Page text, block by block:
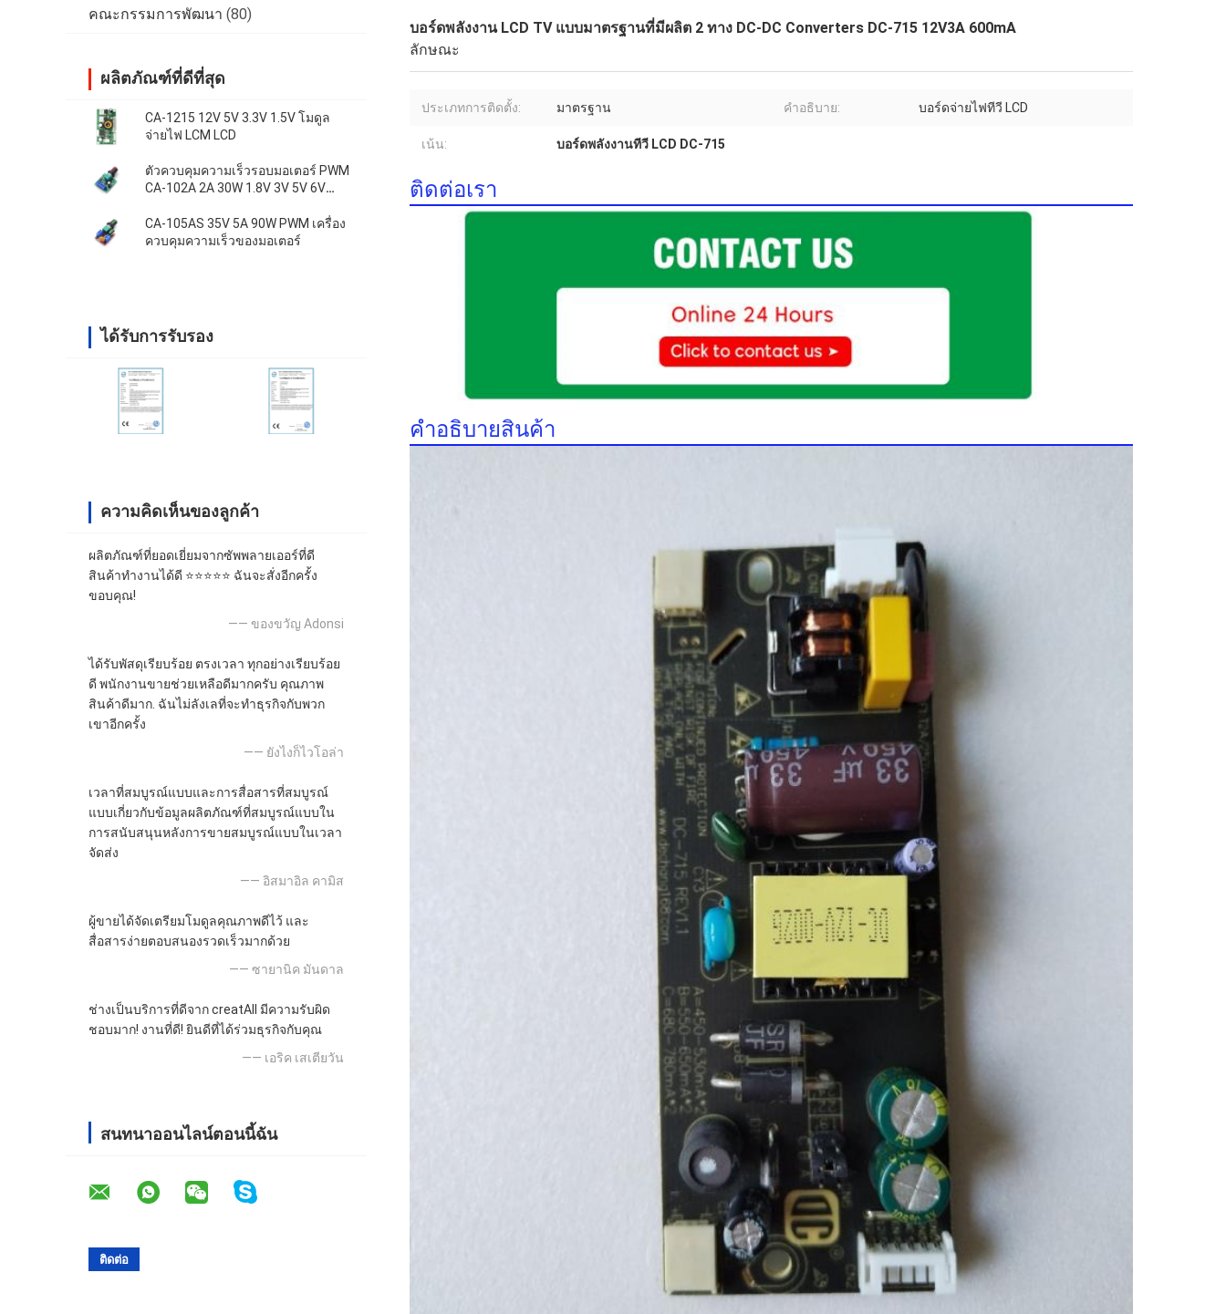
คณะกรรมการพัฒนา (80)
ผลิตภัณฑ์ที่ดีที่สุด
CA-1215 12V 5V 3.3V 1.5V โมดูล
จ่ายไฟ LCM LCD
ตัวควบคุมความเร็วรอบมอเตอร์ PWM
CA-102A 2A 30W 1.8V 3V 5V 6V
CA-105AS 35V 5A 90W PWM เครื่อง
ควบคุมความเร็วของมอเตอร์
ได้รับการรับรอง
ความคิดเห็นของลูกค้า
ผลิตภัณฑ์ที่ยอดเยี่ยมจากซัพพลายเออร์ที่ดี
สินค้าทำงานได้ดี ⭐⭐⭐⭐⭐ ฉันจะสั่งอีกครั้ง
ขอบคุณ!
—— ของขวัญ Adonsi
ได้รับพัสดุเรียบร้อย ตรงเวลา ทุกอย่างเรียบร้อย
ดี พนักงานขายช่วยเหลือดีมากครับ คุณภาพ
สินค้าดีมาก. ฉันไม่ลังเลที่จะทำธุรกิจกับพวก
เขาอีกครั้ง
—— ยังไงก็ไวโอล่า
เวลาที่สมบูรณ์แบบและการสื่อสารที่สมบูรณ์
แบบเกี่ยวกับข้อมูลผลิตภัณฑ์ที่สมบูรณ์แบบใน
การสนับสนุนหลังการขายสมบูรณ์แบบในเวลา
จัดส่ง
—— อิสมาอิล คามิส
ผู้ขายได้จัดเตรียมโมดูลคุณภาพดีไว้ และ
สื่อสารง่ายตอบสนองรวดเร็วมากด้วย
—— ซายานิค มันดาล
ช่างเป็นบริการที่ดีจาก creatAll มีความรับผิด
ชอบมาก! งานที่ดี! ยินดีที่ได้ร่วมธุรกิจกับคุณ
—— เอริค เสเตียวัน
สนทนาออนไลน์ตอนนี้ฉัน
บอร์ดพลังงาน LCD TV แบบมาตรฐานที่มีผลิต 2 ทาง DC-DC Converters DC-715 12V3A 600mA
ลักษณะ
ประเภทการติดตั้ง: มาตรฐาน คําอธิบาย: บอร์ดจ่ายไฟทีวี LCD
เน้น: บอร์ดพลังงานทีวี LCD DC-715
ติดต่อเรา
คําอธิบายสินค้า